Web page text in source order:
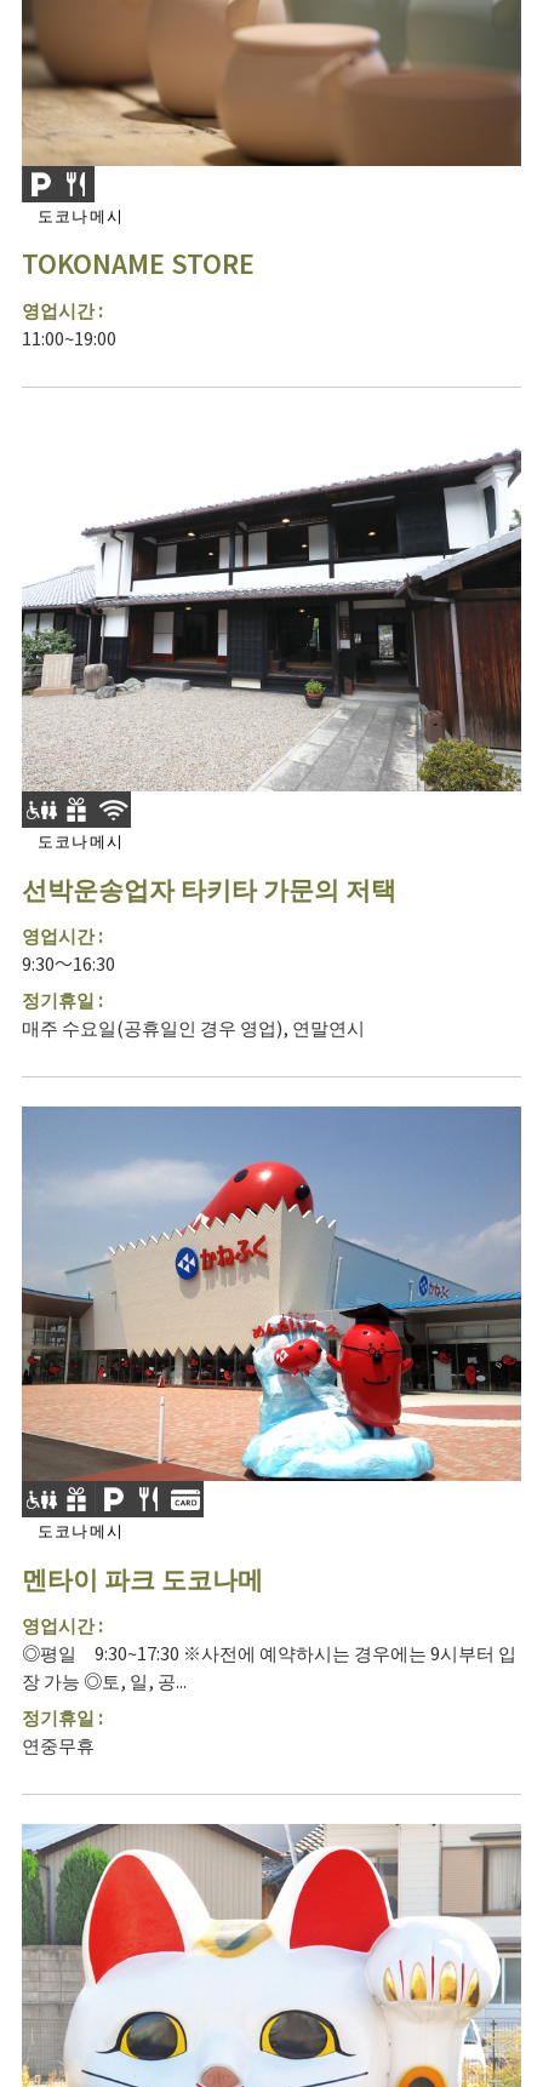
도코나메시
TOKONAME STORE
영업시간 :
11:00~19:00
도코나메시
선박운송업자 타키타 가문의 저택
영업시간 :
9:30～16:30
정기휴일 :
매주 수요일(공휴일인 경우 영업), 연말연시
도코나메시
멘타이 파크 도코나메
영업시간 :
◎평일 9:30~17:30 ※사전에 예약하시는 경우에는 9시부터 입
장 가능 ◎토, 일, 공...
정기휴일 :
연중무휴